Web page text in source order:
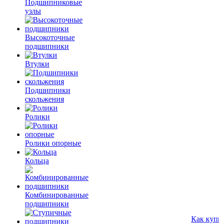
Подшипниковые
узлы
Высокоточные
подшипники
Втулки
Подшипники
скольжения
Ролики
Ролики опорные
Кольца
Комбинированные
подшипники
Как